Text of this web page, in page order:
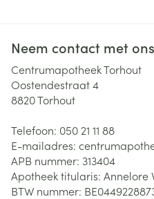
Neem contact met
Centrumapotheek Torhout
Oostendestraat 4
8820Torhout
Telefoon: 050 21 11 88
E-mailadres:
APB nummer: 313404
Apotheek titularis: Annelore
BTW nummer: